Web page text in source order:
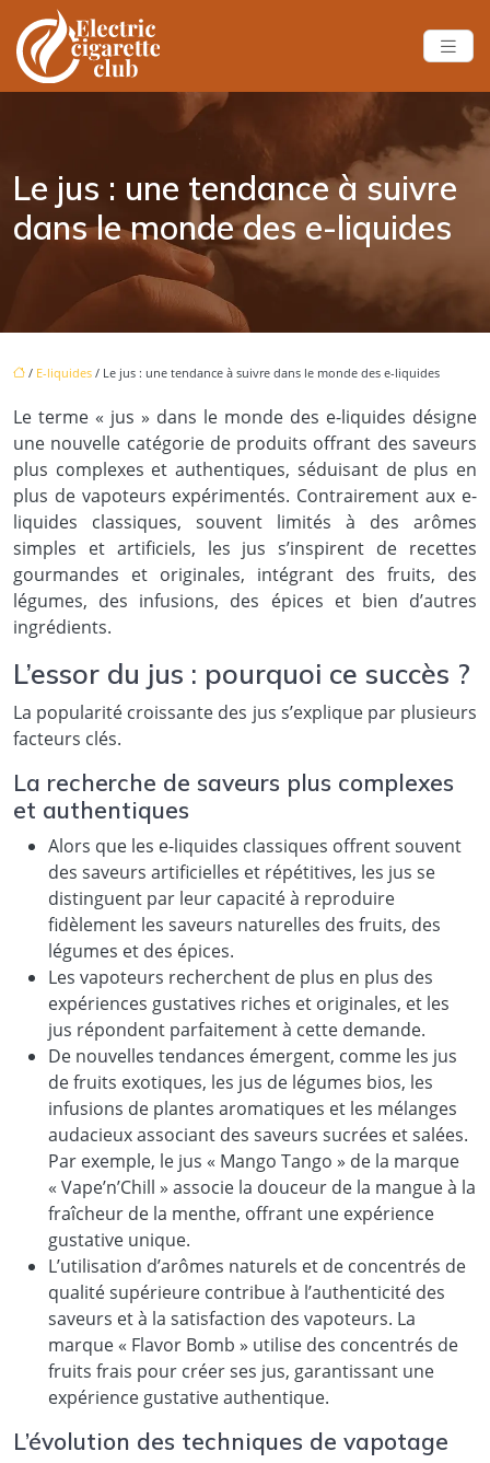
Le jus : une tendance à suivre
dans le monde des e-liquides
/ E-liquides / Le jus : une tendance à suivre dans le monde des e-liquides
Le terme « jus » dans le monde des e-liquides désigne
une nouvelle catégorie de produits offrant des saveurs
plus complexes et authentiques, séduisant de plus en
plus de vapoteurs expérimentés. Contrairement aux e-
liquides classiques, souvent limités à des arômes
simples et artificiels, les jus s’inspirent de recettes
gourmandes et originales, intégrant des fruits, des
légumes, des infusions, des épices et bien d’autres
ingrédients.
L’essor du jus : pourquoi ce succès ?
La popularité croissante des jus s’explique par plusieurs
facteurs clés.
La recherche de saveurs plus complexes
et authentiques
Alors que les e-liquides classiques offrent souvent
des saveurs artificielles et répétitives, les jus se
distinguent par leur capacité à reproduire
fidèlement les saveurs naturelles des fruits, des
légumes et des épices.
Les vapoteurs recherchent de plus en plus des
expériences gustatives riches et originales, et les
jus répondent parfaitement à cette demande.
De nouvelles tendances émergent, comme les jus
de fruits exotiques, les jus de légumes bios, les
infusions de plantes aromatiques et les mélanges
audacieux associant des saveurs sucrées et salées.
Par exemple, le jus « Mango Tango » de la marque
« Vape’n’Chill » associe la douceur de la mangue à la
fraîcheur de la menthe, offrant une expérience
gustative unique.
L’utilisation d’arômes naturels et de concentrés de
qualité supérieure contribue à l’authenticité des
saveurs et à la satisfaction des vapoteurs. La
marque « Flavor Bomb » utilise des concentrés de
fruits frais pour créer ses jus, garantissant une
expérience gustative authentique.
L’évolution des techniques de vapotage